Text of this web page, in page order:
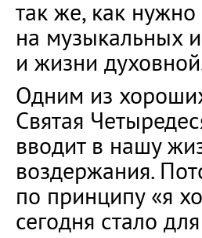
так же, как нужно
на музыкальных
и жизни
Одним из
Святая
вводит в нашу
воздержания.
по принципу «я
сегодня стало